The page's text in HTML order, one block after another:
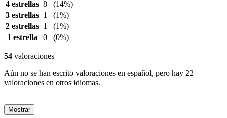
4 estrellas 8
(14%)
3 estrellas 1
(1%)
2 estrellas 1
(1%)
1 estrella
0 (0%)
54 valoraciones
Aún no se han escrito valoraciones en español, pero hay 22
valoraciones en otros idiomas.
Mostrar